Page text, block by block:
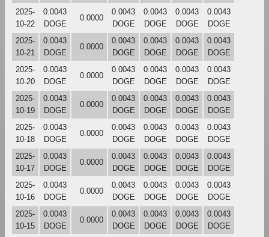
2025-
10-22
0.0043
DOGE
0.0000
0.0043
DOGE
0.0043
DOGE
0.0043
DOGE
0.0043
DOGE
2025-
10-21
0.0043
DOGE
0.0000
0.0043
DOGE
0.0043
DOGE
0.0043
DOGE
0.0043
DOGE
2025-
10-20
0.0043
DOGE
0.0000
0.0043
DOGE
0.0043
DOGE
0.0043
DOGE
0.0043
DOGE
2025-
10-19
0.0043
DOGE
0.0000
0.0043
DOGE
0.0043
DOGE
0.0043
DOGE
0.0043
DOGE
2025-
10-18
0.0043
DOGE
0.0000
0.0043
DOGE
0.0043
DOGE
0.0043
DOGE
0.0043
DOGE
2025-
10-17
0.0043
DOGE
0.0000
0.0043
DOGE
0.0043
DOGE
0.0043
DOGE
0.0043
DOGE
2025-
10-16
0.0043
DOGE
0.0000
0.0043
DOGE
0.0043
DOGE
0.0043
DOGE
0.0043
DOGE
2025-
10-15
0.0043
DOGE
0.0000
0.0043
DOGE
0.0043
DOGE
0.0043
DOGE
0.0043
DOGE